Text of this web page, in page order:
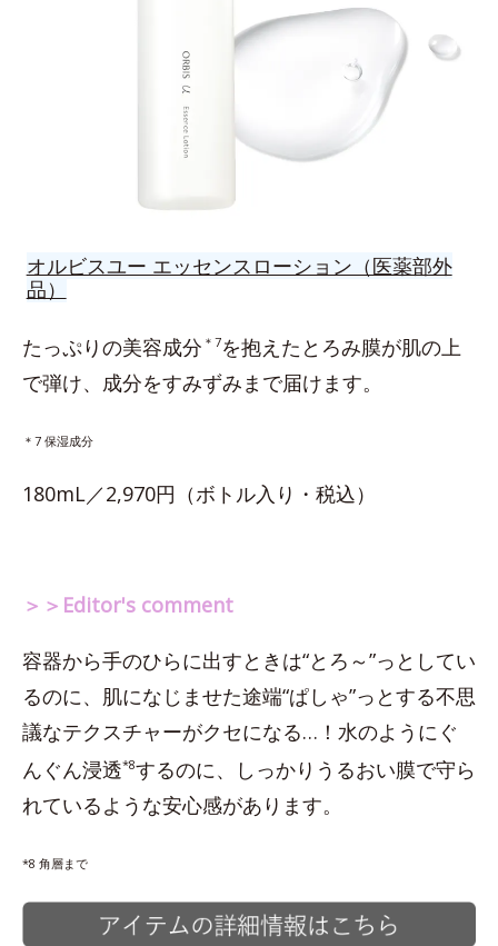
オルビスユー エッセンスローション（医薬部外
品）
たっぷりの美容成分 ＊7を抱えたとろみ膜が肌の上
で弾け、成分をすみずみまで届けます。
＊7 保湿成分
180mL／2,970円（ボトル入り・税込）
＞＞Editor's comment
容器から手のひらに出すときは“とろ～”っとしてい
るのに、肌になじませた途端“ぱしゃ”っとする不思
議なテクスチャーがクセになる…！水のようにぐ
んぐん浸透*8するのに、しっかりうるおい膜で守ら
れているような安心感があります。
*8 角層まで